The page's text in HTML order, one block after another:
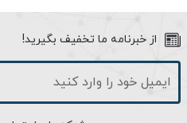
ویژگی های مانیتور مدل 996:
بیشترین بخش بدنه را در
از خبرنامه ما تخفیف بگیرید!